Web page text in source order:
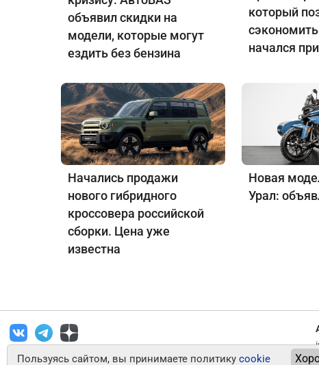
объявил скидки на
модели, которые могут
ездить без бензина
который
начался
Начались продажи
нового гибридного
кроссовера российской
сборки. Цена уже
известна
Новая
Урал:
Пользуясь сайтом, вы принимаете политику cookie